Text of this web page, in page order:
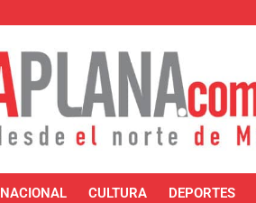
NACIONAL CULTURA DEPORTES